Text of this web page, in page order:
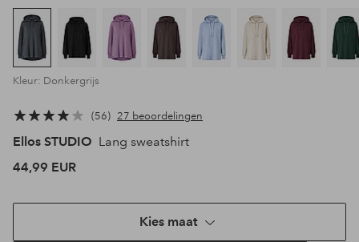
Kleur: Donkergrijs
56 27 beoordelingen
Ellos STUDIO Lang sweatshirt
44,99 EUR
Kies maat